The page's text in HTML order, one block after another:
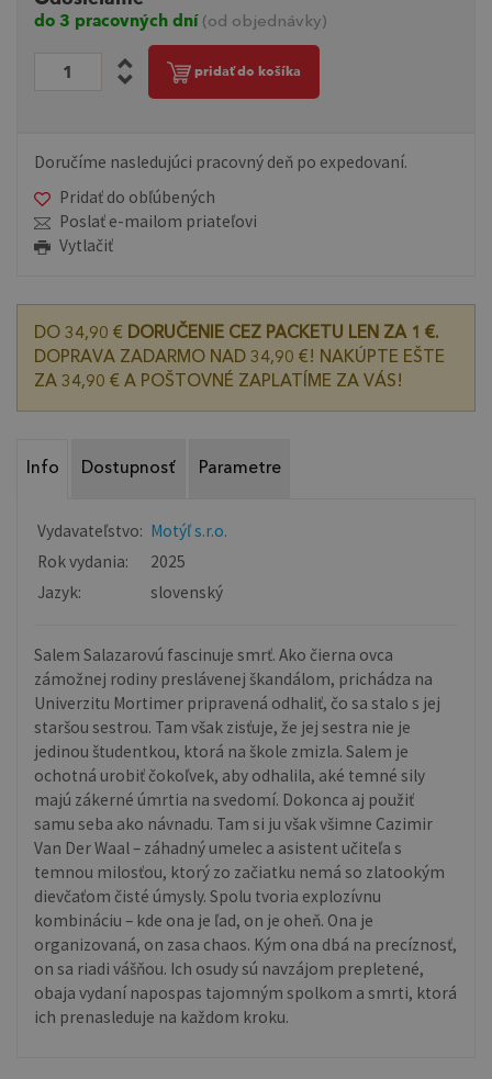
do 3 pracovných dní (od objednávky)
pridať do košíka
Doručíme nasledujúci pracovný deň po expedovaní.
Pridať do obľúbených
Poslať e-mailom priateľovi
Vytlačiť
DO 34,90 € DORUČENIE CEZ PACKETU LEN ZA 1 €.
DOPRAVA ZADARMO NAD 34,90 €! NAKÚPTE EŠTE
ZA 34,90 € A POŠTOVNÉ ZAPLATÍME ZA VÁS!
Info Dostupnosť Parametre
Vydavateľstvo: Motýľ s.r.o.
Rok vydania:
2025
Jazyk:
slovenský
Salem Salazarovú fascinuje smrť. Ako čierna ovca
zámožnej rodiny preslávenej škandálom, prichádza na
Univerzitu Mortimer pripravená odhaliť, čo sa stalo s jej
staršou sestrou. Tam však zisťuje, že jej sestra nie je
jedinou študentkou, ktorá na škole zmizla. Salem je
ochotná urobiť čokoľvek, aby odhalila, aké temné sily
majú zákerné úmrtia na svedomí. Dokonca aj použiť
samu seba ako návnadu. Tam si ju však všimne Cazimir
Van Der Waal – záhadný umelec a asistent učiteľa s
temnou milosťou, ktorý zo začiatku nemá so zlatookým
dievčaťom čisté úmysly. Spolu tvoria explozívnu
kombináciu – kde ona je ľad, on je oheň. Ona je
organizovaná, on zasa chaos. Kým ona dbá na precíznosť,
on sa riadi vášňou. Ich osudy sú navzájom prepletené,
obaja vydaní napospas tajomným spolkom a smrti, ktorá
ich prenasleduje na každom kroku.